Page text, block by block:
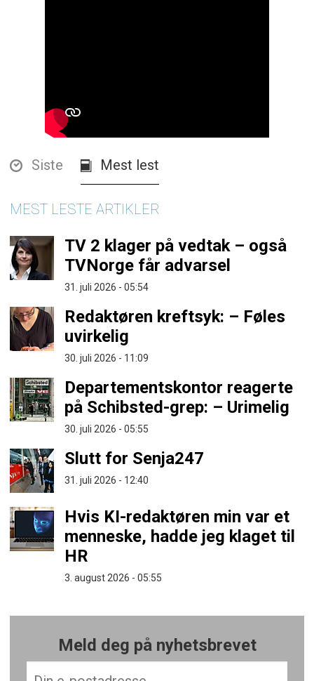
Siste Mest lest
MEST LESTE ARTIKLER
TV 2 klager på vedtak – også
TVNorge får advarsel
31. juli 2026 - 05:54
Redaktøren kreftsyk: – Føles
uvirkelig
30. juli 2026 - 11:09
Departementskontor reagerte
på Schibsted-grep: – Urimelig
30. juli 2026 - 05:55
Slutt for Senja247
31. juli 2026 - 12:40
Hvis KI-redaktøren min var et
menneske, hadde jeg klaget til
HR
3. august 2026 - 05:55
Meld deg på nyhetsbrevet